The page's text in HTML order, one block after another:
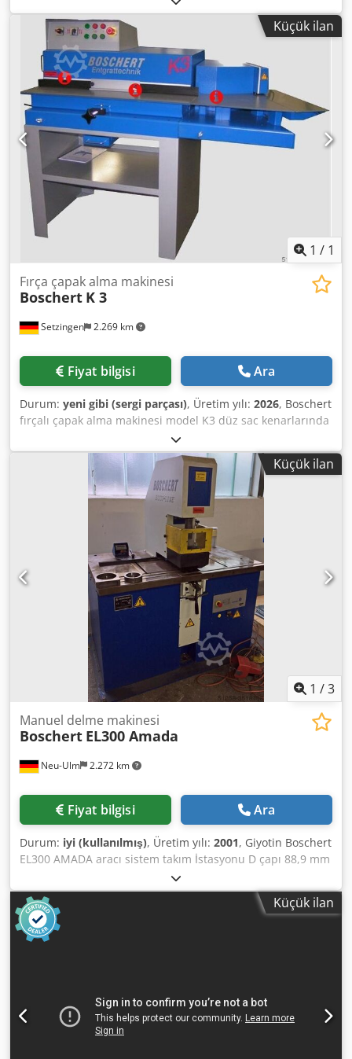
şerit kesme için iç durdurucu. Trumpf alet sistemi ile
istasyon 2 delme delme çapı maksimum 76 mm
projeksiyon 150 mm delme kuvveti aktif sıyırma sistemi ile
yaklaşık 15 ton Gösteri makinesi Bj 2022 Crsdpfx Aiehp N
Ryodof
Küçük ilan
1 / 1
Setzingen 2.269 km
Fırça çapak alma makinesi
Boschert K 3
Fiyat bilgisi Ara
Durum: yeni gibi (sergi parçası), Üretim yılı: 2026, Boschert
fırçalı çapak alma makinesi model K3 düz sac kenarlarında
ve yanal aggragatta çapak alma için derinliği 70 mm'ye
kadar olan kesik ve çentiklerin yanı sıra sac üzerinde dış
yarıçaplar. 3 motor á 1,5 kW fırça çapı : 300 mm Malzeme:
tel fırçalar VA/çelik Malzeme aralığı: 0,8-8 mm kalınlık
Makine boyutları: Genişlik: 1400 mm Cedpfxjtr Avie Aidorf
Yükseklik: 580 mm Derinlik: 670 mm Alt şasi: 800 mm
yüksekliğinde (çalışma yüksekliği 920 mm) Masa desteği:
200x1400 mm Levha kılavuzu olarak tutma cihazı Sac
kenarı geçerken yukarıdan ve aşağıdan eşzamanlı olarak
çapaktan arındırılır. Çapak çok kalınsa, motorlar senkronize
edilebilir, böylece her ikisi de kalın çapağı üstten çıkarır. 3.
(yanal) ünite dış konturların çapaklarının alınması içindir
ve ayrı olarak çalıştırılır. Daha büyük bir yanal masa
desteği raf görevi görür
Küçük ilan
1 /3
Neu-Ulm 2.272 km
Manuel delme makinesi
Boschert EL300 Amada
Fiyat bilgisi Ara
Durum: iyi (kullanılmış), Üretim yılı: 2001, Giyotin Boschert
EL300 AMADA aracı sistem takım İstasyonu D çapı 88,9 mm
Yeni araç bağdaştırıcısı A / B / C İstasyonu Delme gücü: 280
kN (28 ton) Kol RADIUS 350 mm Delme Yan durağı 500
sağa/sola mm Crjdednny Repfx Aidof Derinlik ölçer Dijital
ekran ile Yeni sayfa saldırılar 2300 kg ağırlık
Küçük ilan